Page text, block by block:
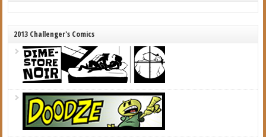
2013 Challenger's Comics